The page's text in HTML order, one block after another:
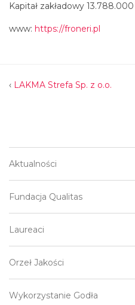
Kapitał zakładowy
www: https://froneri.pl
‹ LAKMA Strefa Sp. z o.o.
Aktualności
Fundacja Qualitas
Laureaci
Orzeł Jakości
Wykorzystanie Godła